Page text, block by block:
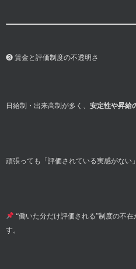
❸ 賃金と評価制度の不透明さ
日給制・出来高制が多く、 安定性や昇給
頑張っても「評価されている実感がない
“働いた分だけ評価される”制度の不在
す。